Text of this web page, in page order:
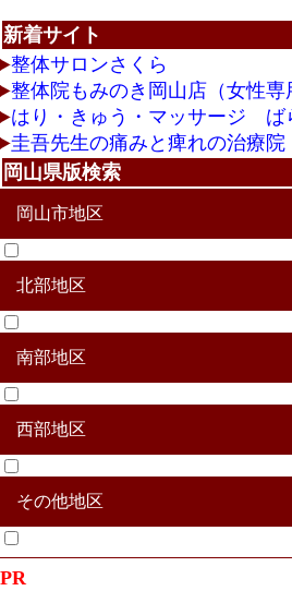
新着サイト
整体サロンさくら
整体院もみのき岡山店（女性専
はり・きゅう・マッサージ ば
圭吾先生の痛みと痺れの治療院
岡山県版検索
岡山市地区
北区
中区
東区
南区
北部地区
真庭市
津山市
美作市
真庭郡新庄村
苫田郡鏡野町
勝田郡勝央町
勝田郡奈義町
英田郡西粟倉村
久米郡久米南町
久米郡美咲町
南部地区
赤磐市
玉野市
瀬戸内市
備前市
加賀郡吉備中央町
和気郡和気町
西部地区
新見市
高梁市
井原氏
総社市
笠岡市
浅口市
倉敷市
小田郡矢掛町
浅口郡里庄町
都窪郡早島町
その他地区
その他合併地区
PR